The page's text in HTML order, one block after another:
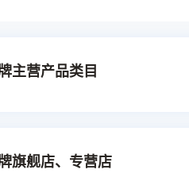
主营产品类目
旗舰店、专营店